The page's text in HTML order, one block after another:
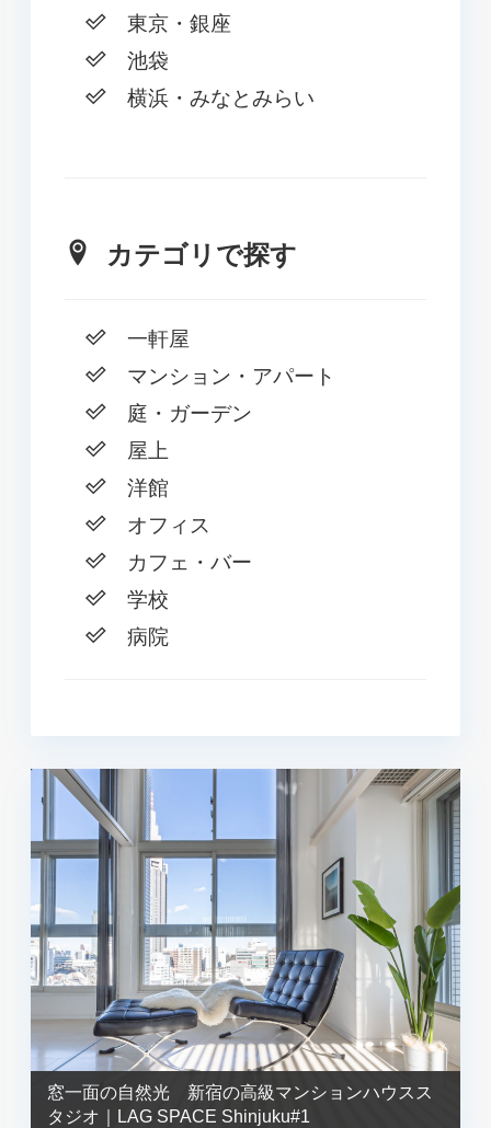
東京・銀座
池袋
横浜・みなとみらい
カテゴリで探す
一軒屋
マンション・アパート
庭・ガーデン
屋上
洋館
オフィス
カフェ・バー
学校
病院
窓一面の自然光 新宿の高級マンションハウスス
タジオ｜LAG SPACE Shinjuku#1